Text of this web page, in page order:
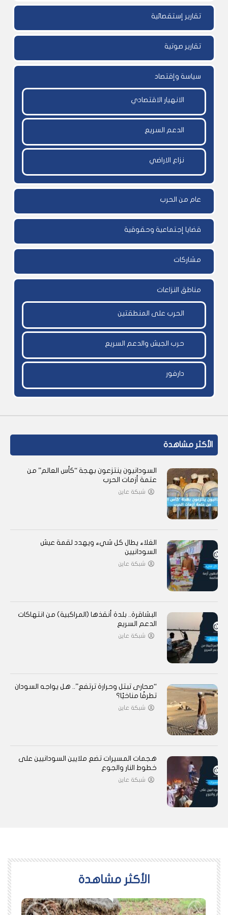
تقارير إستقصائية
تقارير صوتية
سياسة وإقتصاد
الانهيار الاقتصادي
الدعم السريع
نزاع الاراضي
عام من الحرب
قضايا إجتماعية وحقوقية
مشاركات
مناطق النزاعات
الحرب على المنطقتين
حرب الجيش والدعم السريع
دارفور
الأكثر مشاهدة
السودانيون ينتزعون بهجة “كأس العالم” من
عتمة أزمات الحرب
شبكة عاين
الغلاء يطال كل شيء ويهدد لقمة عيش
السودانيين
شبكة عاين
البشاقرة.. بلدة أنقذها (المراكبية) من انتهاكات
الدعم السريع
شبكة عاين
“صحارى تبتل وحرارة ترتفع”.. هل يواجه السودان
تطرفًا مناخيًا؟
شبكة عاين
هجمات المسيرات تضع ملايين السودانيين على
خطوط النار والجوع
شبكة عاين
اﻷكثر مشاهدة